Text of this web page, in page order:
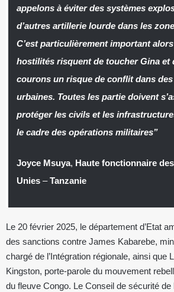
appelons à éviter des systèmes
d’autres artillerie lourde dans les
C’est particulièrement important
hostilités risquent de toucher Gina et
courons un risque de conflit dans
urbaines. Toutes les partie doivent
protéger les civils et les
le cadre des opérations militaires”
Joyce Msuya, Haute fonctionnaire
Unies–Tanzanie
Le 20 février 2025, le département d’Etat
des sanctions contre James Kabarebe,
chargé de l’Intégration régionale, ainsi que
Kingston, porte-parole du mouvement
du fleuve Congo. Le Conseil de sécurité de